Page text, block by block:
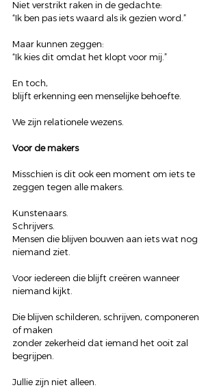
Niet verstrikt raken in de gedachte:
“Ik ben pas iets waard als ik gezien word.”
Maar kunnen zeggen:
“Ik kies dit omdat het klopt voor mij.”
En toch,
blijft erkenning een menselijke behoefte.
We zijn relationele wezens.
Voor de makers
Misschien is dit ook een moment om iets te
zeggen tegen alle makers.
Kunstenaars.
Schrijvers.
Mensen die blijven bouwen aan iets wat nog
niemand ziet.
Voor iedereen die blijft creëren wanneer
niemand kijkt.
Die blijven schilderen, schrijven, componeren
of maken
zonder zekerheid dat iemand het ooit zal
begrijpen.
Jullie zijn niet alleen.